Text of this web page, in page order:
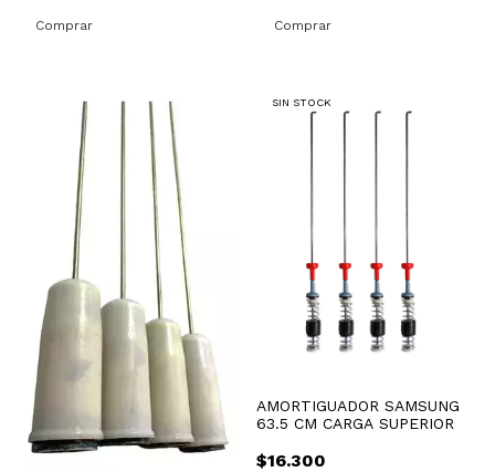
SIN STOCK
AMORTIGUADOR SAMSUNG
63.5 CM CARGA SUPERIOR
$16.300